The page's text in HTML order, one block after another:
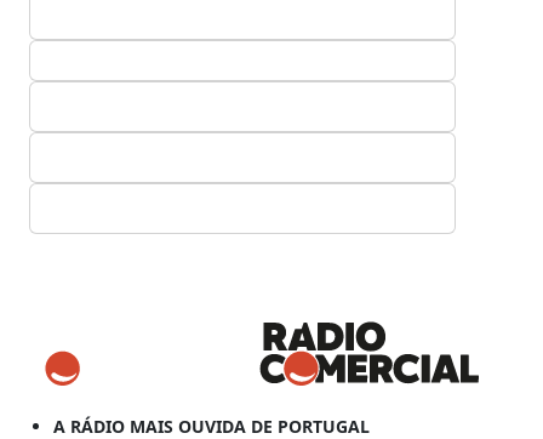
A RÁDIO MAIS OUVIDA DE PORTUGAL